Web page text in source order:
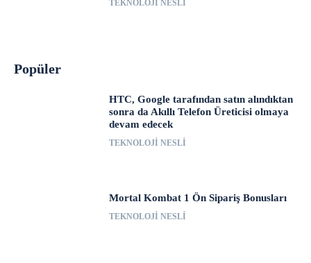
TEKNOLOJI NESLI
Popüler
HTC, Google tarafından satın alındıktan
sonra da Akıllı Telefon Üreticisi olmaya
devam edecek
TEKNOLOJI NESLI
Mortal Kombat 1 Ön Sipariş Bonusları
TEKNOLOJI NESLI